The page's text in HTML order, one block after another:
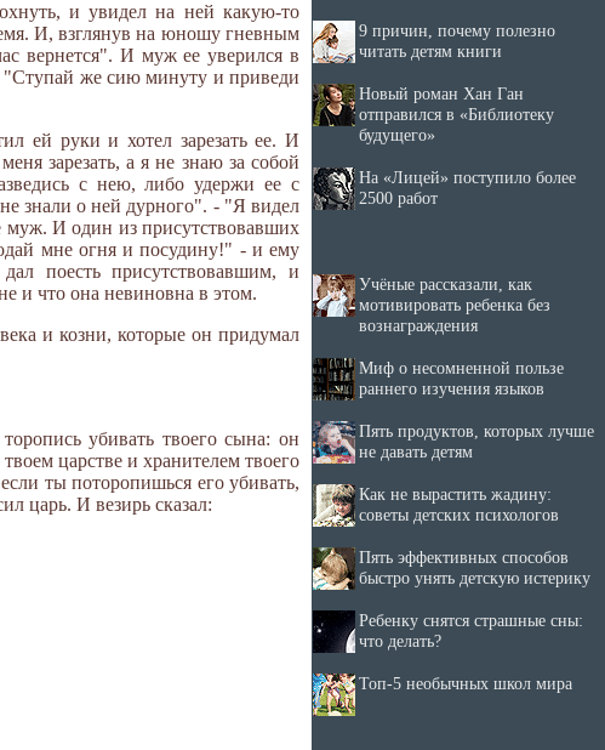
и увидел на ней какую-то
И, взглянув на юношу гневным
вернется". И муж ее уверился в
"Ступай же сию минуту и приведи
ей руки и хотел зарезать ее. И
зарезать, а я не знаю за собой
с нею, либо удержи ее с
знали о ней дурного". - "Я видел
муж. И один из присутствовавших
мне огня и посудину!" - и ему
поесть присутствовавшим, и
и что она невиновна в этом.
и козни, которые он придумал
убивать твоего сына: он
царстве и хранителем твоего
ты поторопишься его убивать,
царь. И везирь сказал:
9 причин, почему полезно
читать детям книги
Новый роман Хан Ган
отправился в «Библиотеку
будущего»
На «Лицей» поступило более
2500 работ
Учёные рассказали, как
мотивировать ребенка без
вознаграждения
Миф о несомненной пользе
раннего изучения языков
Пять продуктов, которых лучше
не давать детям
Как не вырастить жадину:
советы детских психологов
Пять эффективных способов
быстро унять детскую истерику
Ребенку снятся страшные сны:
что делать?
Топ-5 необычных школ мира